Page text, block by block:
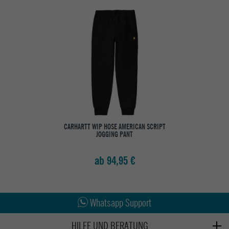
CARHARTT WIP HOSE AMERICAN SCRIPT
JOGGING PANT
ab 94,95 €
Whatsapp Support
HILFE UND BERATUNG